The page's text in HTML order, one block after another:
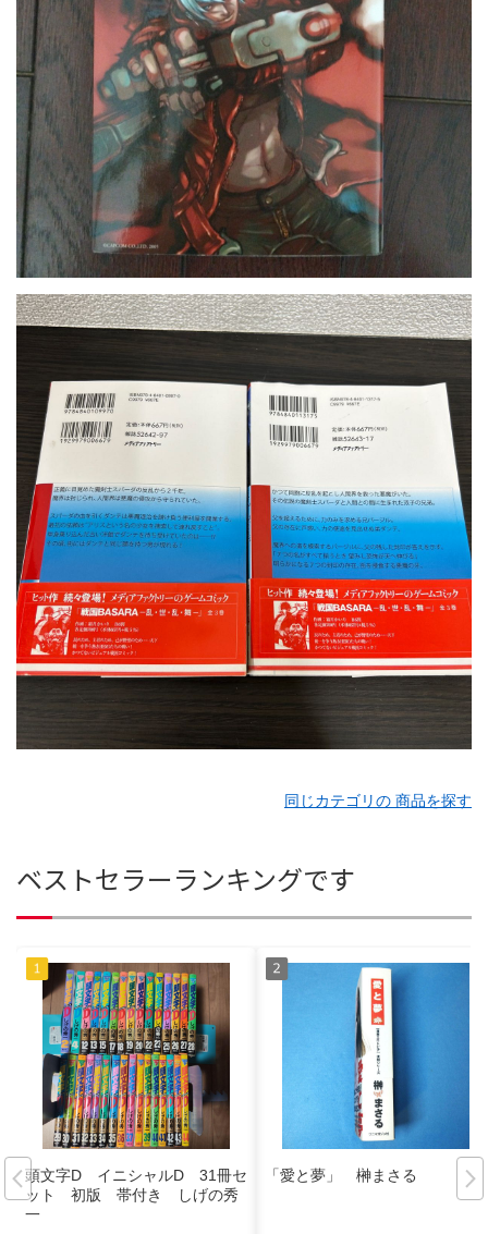
同じカテゴリの 商品を探す
ベストセラーランキングです
頭文字D イニシャルD 31冊セ
ット 初版 帯付き しげの秀
一
「愛と夢」 榊まさる